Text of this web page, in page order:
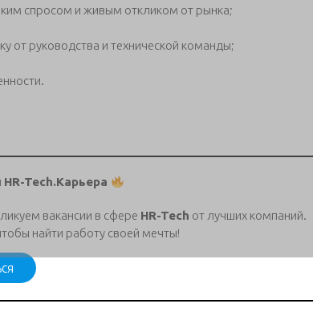
спросом и живым откликом от рынка;
от руководства и технической команды;
HR-Tech.Карьера
вакансии в сфере HR-Tech от лучших компаний.
найти работу своей мечты!